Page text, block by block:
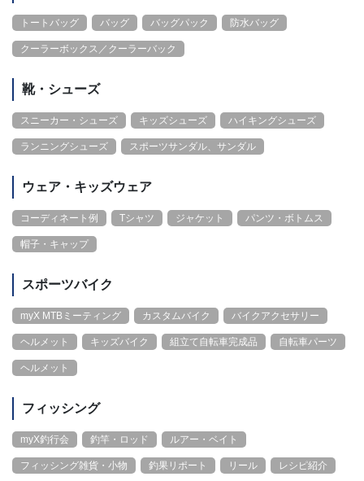
トートバッグ バッグ バッグパック 防水バッグ
クーラーボックス／クーラーバック
靴・シューズ
スニーカー・シューズ キッズシューズ ハイキングシューズ
ランニングシューズ スポーツサンダル、サンダル
ウェア・キッズウェア
コーディネート例 Tシャツ ジャケット パンツ・ボトムス
帽子・キャップ
スポーツバイク
myX MTBミーティング カスタムバイク バイクアクセサリー
ヘルメット キッズバイク 組立て自転車完成品 自転車パーツ
ヘルメット
フィッシング
myX釣行会 釣竿・ロッド ルアー・ベイト
フィッシング雑貨・小物 釣果リポート リール レシピ紹介